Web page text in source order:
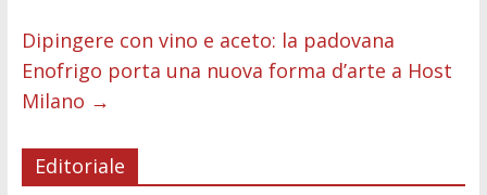
r
k p er
Dipingere con vino e aceto: la padovana
Enofrigo porta una nuova forma d’arte a Host
Milano →
Editoriale